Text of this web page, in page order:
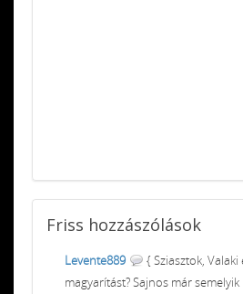
Friss hozzászólások
Levente889
{ Sziasztok,
magyarítást? Sajnos már